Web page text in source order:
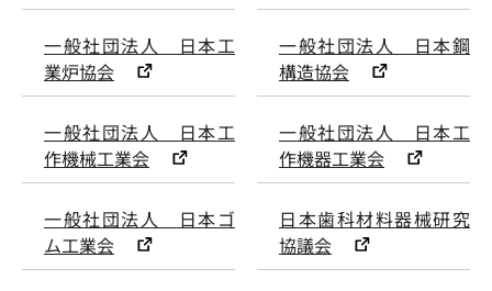
一般社団法人 日本工
業炉協会
一般社団法人 日本鋼
構造協会
一般社団法人 日本工
作機械工業会
一般社団法人 日本工
作機器工業会
一般社団法人 日本ゴ
ム工業会
日本歯科材料器械研究
協議会